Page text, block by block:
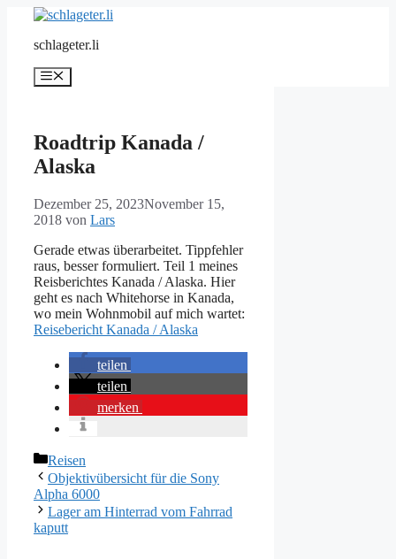
springenschlageter.li
Menü
Roadtrip Kanada /
Alaska
Dezember 25, 2023November 15,
2018 von Lars
Gerade etwas überarbeitet. Tippfehler
raus, besser formuliert. Teil 1 meines
Reisberichtes Kanada / Alaska. Hier
geht es nach Whitehorse in Kanada,
wo mein Wohnmobil auf mich wartet:
Reisebericht Kanada / Alaska
teilen
teilen
merken
Kategorien
Reisen
Objektivübersicht für die Sony
Alpha 6000
Lager am Hinterrad vom Fahrrad
kaputt